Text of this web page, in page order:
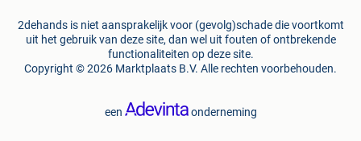
2dehands is niet aansprakelijk voor (gevolg)schade die voortkomt
uit het gebruik van deze site, dan wel uit fouten of ontbrekende
functionaliteiten op deze site.
Copyright © 2026 Marktplaats B.V. Alle rechten voorbehouden.
een onderneming